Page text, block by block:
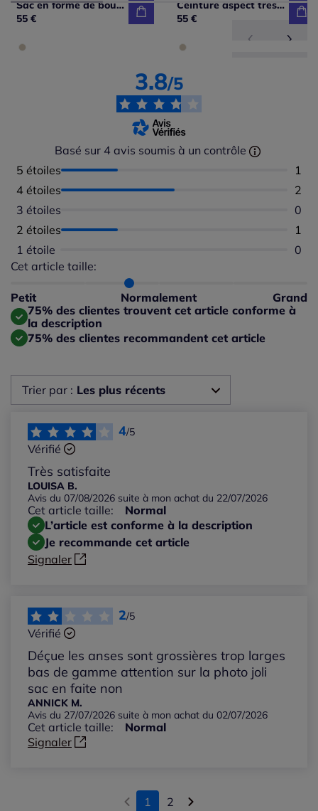
Sac en forme de bourse
55 €
Ceinture aspect tressé élégant
55 €
3.8/5
Basé sur 4 avis soumis à un contrôle
5 étoiles
1
4 étoiles
2
3 étoiles
0
2 étoiles
1
1 étoile
0
Cet article taille:
Petit Normalement Grand
Répartition du taillant selon les avis clients
Taille normalement : 75%
Taille petit : 25%
Taille grand : 0%
75% des clientes trouvent cet article conforme à
la description
75% des clientes recommandent cet article
Trier par : Les plus récents
Les plus récents
Les plus anciens
Notes les plus élevées
Notes les plus basses
4/5
Vérifié
Très satisfaite
LOUISA B.
Avis du 07/08/2026 suite à mon achat du 22/07/2026
Cet article taille:
Normal
L’article est conforme à la description
Je recommande cet article
Signaler
2/5
Vérifié
Déçue les anses sont grossières trop larges
bas de gamme attention sur la photo joli
sac en faite non
ANNICK M.
Avis du 27/07/2026 suite à mon achat du 02/07/2026
Cet article taille:
Normal
Signaler
1 2